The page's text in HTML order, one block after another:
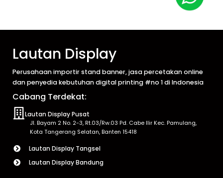
Lautan Display
Perusahaan importir stand banner, jasa percetakan online
dan penyedia kebutuhan digital printing #no 1 di Indonesia
Cabang Terdekat:
Lautan Display Pusat
Jl. Bayam 2 No. 2-3, Rt.03/Rw.03 Pd. Cabe Ilir Kec. Pamulang,
Kota Tangerang Selatan, Banten 15418
Lautan Display Tangsel
Lautan Display Bandung